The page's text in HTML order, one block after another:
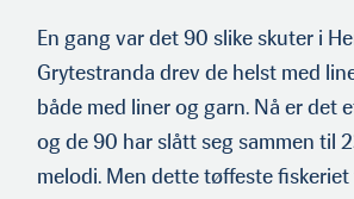
og alle til egen fordel — fra Gudbrandsdalen via
tenkte det, ønsket det og ville det med — men
var ikke sunnmøring!
En gang var det 90 slike skuter i
Grytestranda drev de helst med
både med liner og garn. Nå er det
og de 90 har slått seg sammen til
melodi. Men dette tøffeste